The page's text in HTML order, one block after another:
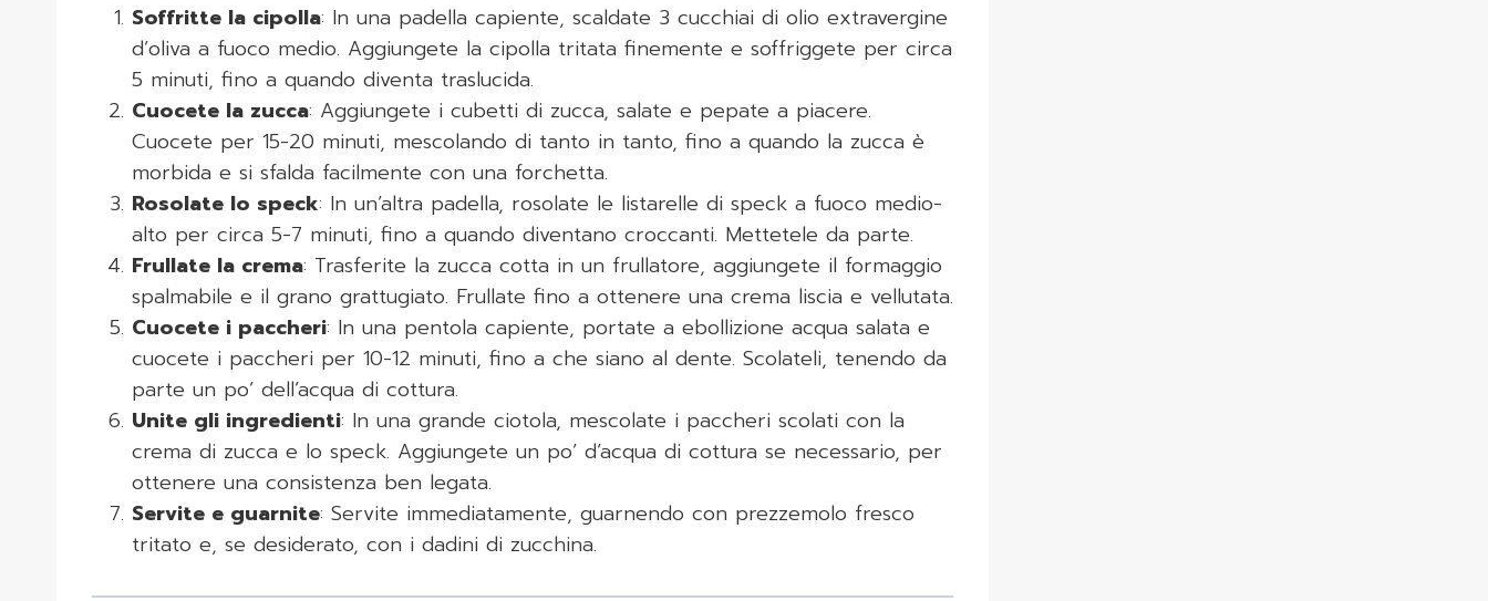
Soffritte la cipolla: In una padella capiente, scaldate 3 cucchiai di olio extravergine
d’oliva a fuoco medio. Aggiungete la cipolla tritata finemente e soffriggete per circa
5 minuti, fino a quando diventa traslucida.
Cuocete la zucca: Aggiungete i cubetti di zucca, salate e pepate a piacere.
Cuocete per 15-20 minuti, mescolando di tanto in tanto, fino a quando la zucca è
morbida e si sfalda facilmente con una forchetta.
Rosolate lo speck: In un’altra padella, rosolate le listarelle di speck a fuoco medio-
alto per circa 5-7 minuti, fino a quando diventano croccanti. Mettetele da parte.
Frullate la crema: Trasferite la zucca cotta in un frullatore, aggiungete il formaggio
spalmabile e il grano grattugiato. Frullate fino a ottenere una crema liscia e vellutata.
Cuocete i paccheri: In una pentola capiente, portate a ebollizione acqua salata e
cuocete i paccheri per 10-12 minuti, fino a che siano al dente. Scolateli, tenendo da
parte un po’ dell’acqua di cottura.
Unite gli ingredienti: In una grande ciotola, mescolate i paccheri scolati con la
crema di zucca e lo speck. Aggiungete un po’ d’acqua di cottura se necessario, per
ottenere una consistenza ben legata.
Servite e guarnite: Servite immediatamente, guarnendo con prezzemolo fresco
tritato e, se desiderato, con i dadini di zucchina.